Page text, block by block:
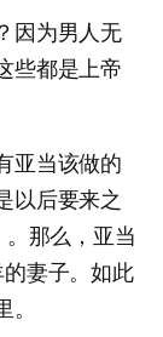
因为男人无
些都是上帝
亚当该做的
以后要来之
那么，亚当
妻子。如此